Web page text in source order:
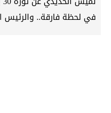
في لحظة فارقة.. والرئيس